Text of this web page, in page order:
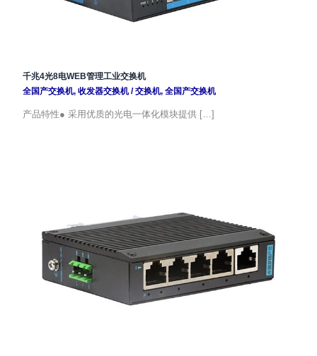
千兆4光8电WEB管理工业交换机
全国产交换机, 收发器交换机/交换机, 全国产交换机
产品特性● 采用优质的光电一体化模块提供 […]